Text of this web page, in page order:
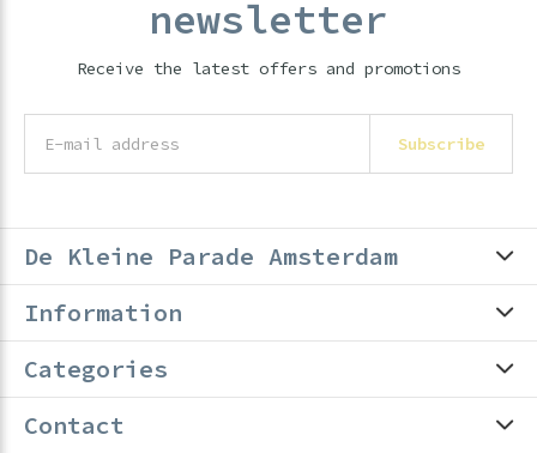
newsletter
Receive the latest offers and promotions
Subscribe
De Kleine Parade Amsterdam
Information
Categories
Contact